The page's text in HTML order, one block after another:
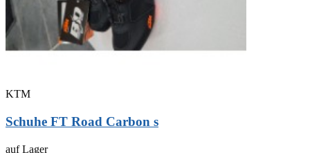
KTM
Schuhe FT Road Carbon s
auf Lager